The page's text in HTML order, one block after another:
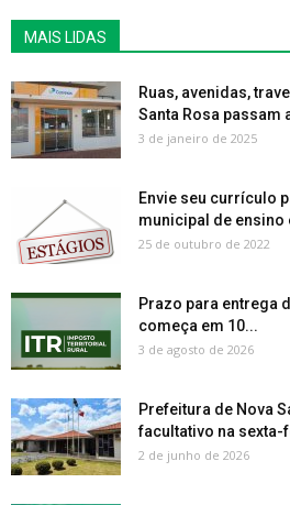
MAIS LIDAS
Ruas, avenidas,
Santa Rosa passam
3 de janeiro de 2025
Envie seu currículo
municipal de ensino
25 de outubro de 2022
Prazo para entrega
começa em 10...
3 de agosto de 2026
Prefeitura de Nova
facultativo na sexta-
2 de junho de 2026